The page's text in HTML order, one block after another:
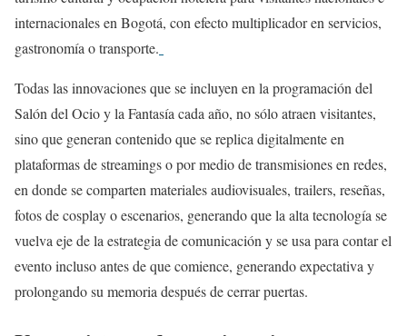
internacionales en Bogotá, con efecto multiplicador en servicios,
gastronomía o transporte.
Todas las innovaciones que se incluyen en la programación del
Salón del Ocio y la Fantasía cada año, no sólo atraen visitantes,
sino que generan contenido que se replica digitalmente en
plataformas de streamings o por medio de transmisiones en redes,
en donde se comparten materiales audiovisuales, trailers, reseñas,
fotos de cosplay o escenarios, generando que la alta tecnología se
vuelva eje de la estrategia de comunicación y se usa para contar el
evento incluso antes de que comience, generando expectativa y
prolongando su memoria después de cerrar puertas.